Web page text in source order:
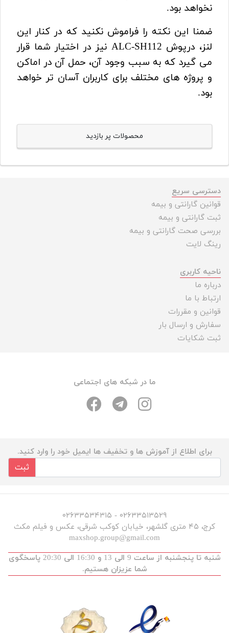
نخواهد بود.
ضمنا این نکته را فراموش نکنید که در کنار این
لنز، درپوش ALC-SH112 نیز در اختیار شما قرار
می گیرد که به سبب وجود آن، حمل آن در اماکن
و پروژه های مختلف برای کاربران آسان تر خواهد
بود.
محصولات پر بازدید
دسترسی سریع
قوانین گارانتی و بیمه
ثبت گارانتی و بیمه
بررسی صحت گارانتی و بیمه
رینگ لایت
ناحیه کاربری
درباره ما
ارتباط با ما
قوانین و مقررات
سفارش و ارسال بار
ثبت شکایات
ما در شبکه های اجتماعی
برای اطلاع از آموزش ها و تخفیف ها ایمیل خود را وارد کنید.
ثبت
۰۲۶۳۳۵۱۳۵۲۹ - ۰۲۶۳۳۵۳۴۳۱۵
کرج، ۴۵ متری گلشهر، خیابان کوکب شرقی، عکس و فیلم مکث
maxshop.group@gmail.com
شنبه تا پنجشنبه از ساعت 9 الی 13 و 16:30 الی 20:30 پاسخگوی
شما عزیزان هستیم.